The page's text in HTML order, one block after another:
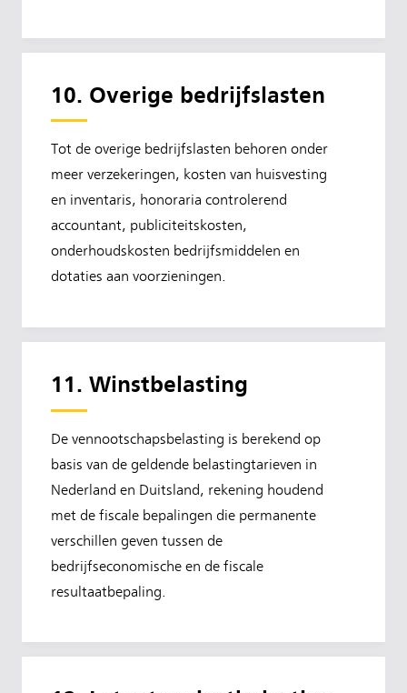
10. Overige bedrijfslasten
Tot de overige bedrijfslasten behoren onder
meer verzekeringen, kosten van huisvesting
en inventaris, honoraria controlerend
accountant, publiciteitskosten,
onderhoudskosten bedrijfsmiddelen en
dotaties aan voorzieningen.
11. Winstbelasting
De vennootschapsbelasting is berekend op
basis van de geldende belastingtarieven in
Nederland en Duitsland, rekening houdend
met de fiscale bepalingen die permanente
verschillen geven tussen de
bedrijfseconomische en de fiscale
resultaatbepaling.